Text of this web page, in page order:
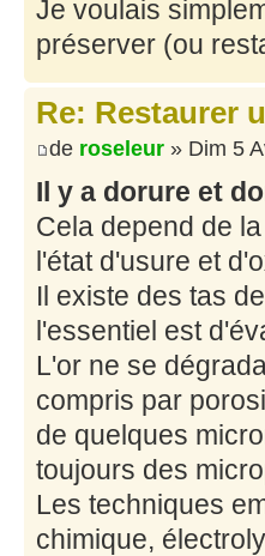
Je voulais
préserver (ou
Re: Restaurer
de roseleur » Dim 5
Il y a dorure et
Cela depend de
l'état d'usure et
Il existe des tas
l'essentiel est
L'or ne se
compris par
de quelques
toujours des
Les techniques
chimique,